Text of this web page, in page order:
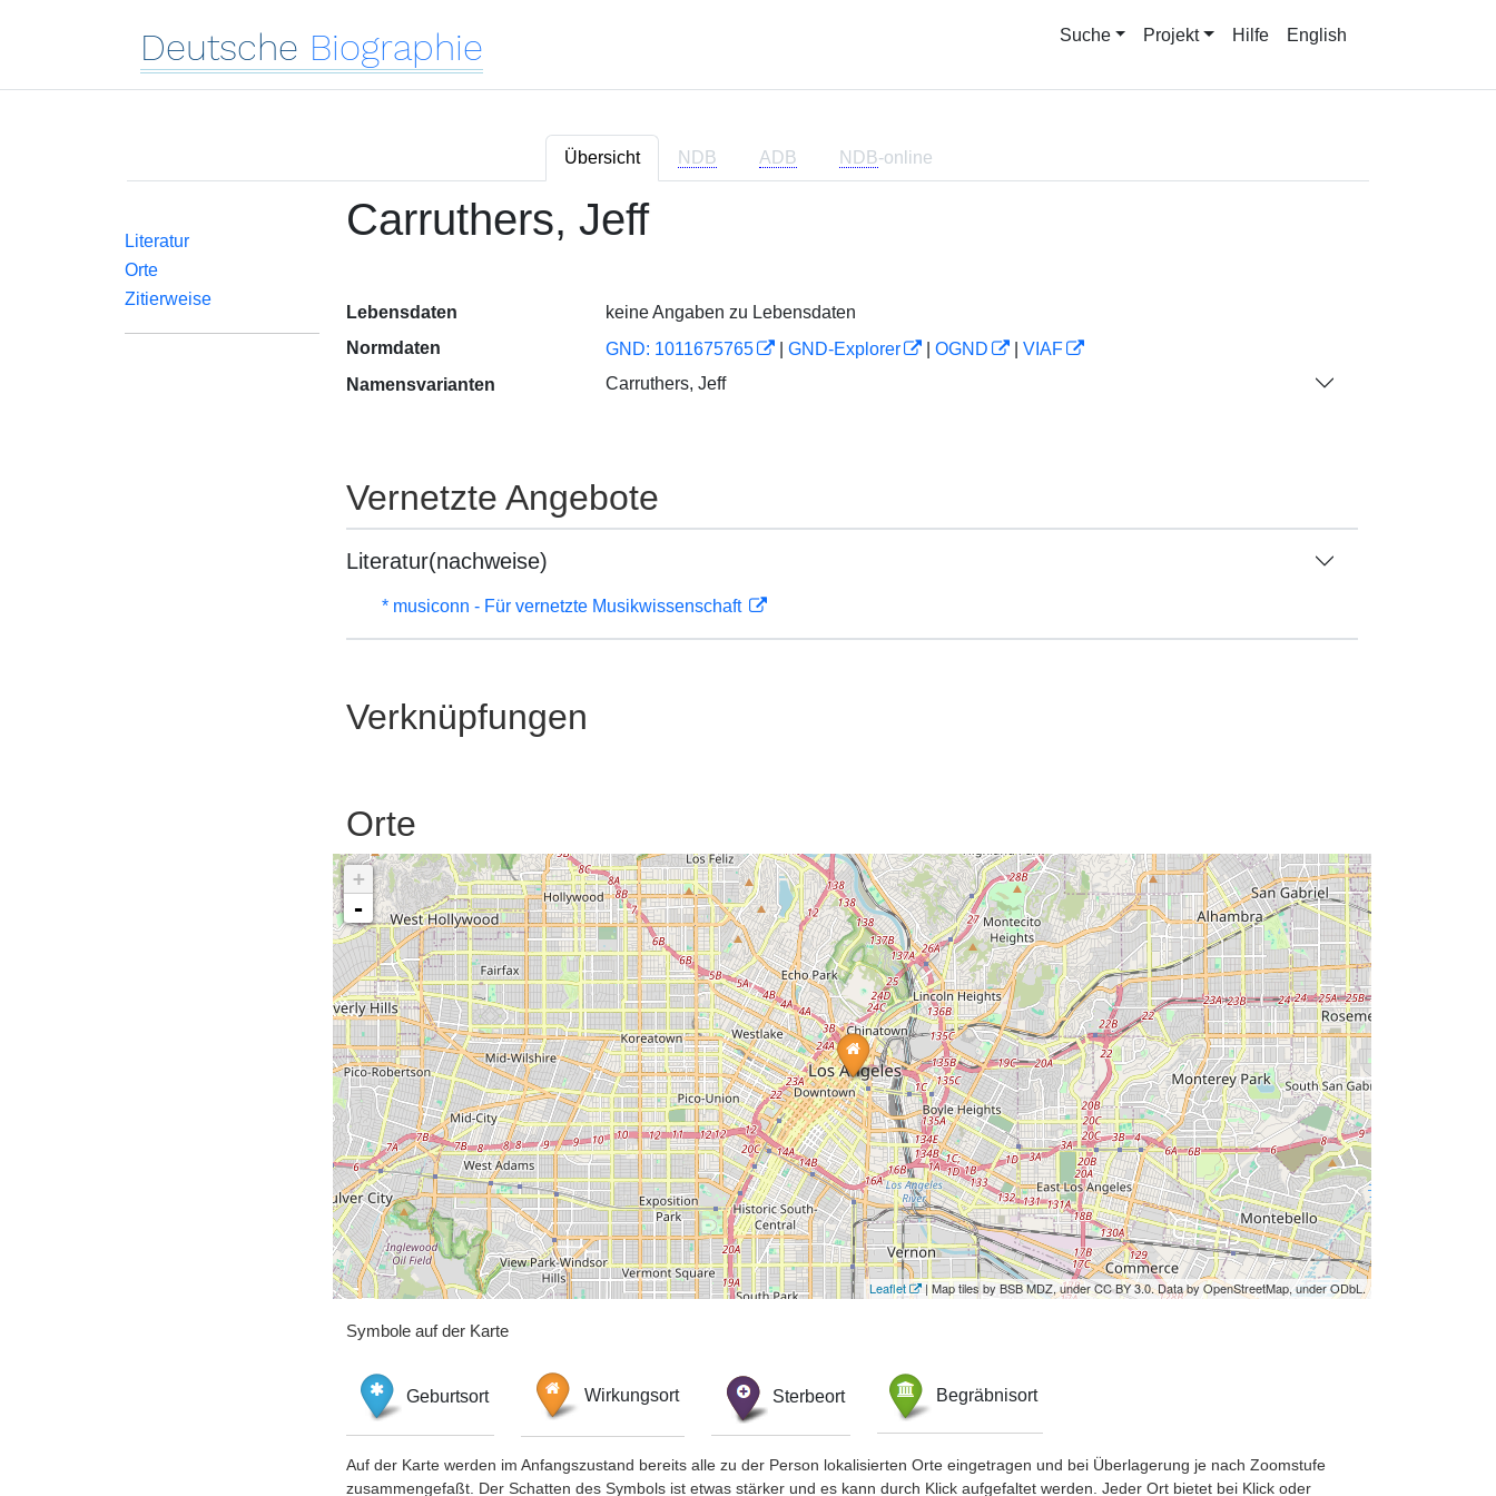
Deutsche Biographie Suche Projekt Hilfe English
Übersicht NDB ADB NDB-online
Literatur
Orte
Zitierweise
Carruthers, Jeff
Lebensdaten
keine Angaben zu Lebensdaten
Normdaten
GND: 1011675765 GND-Explorer OGND
VIAF
Namensvarianten
Carruthers, Jeff
Vernetzte Angebote
Literatur(nachweise)
* musiconn - Für vernetzte Musikwissenschaft
Verknüpfungen
Orte
+
-
Leaflet | Map tiles by BSB MDZ, under CC BY 3.0. Data by OpenStreetMap, under ODbL.
Symbole auf der Karte
Geburtsort Wirkungsort Sterbeort Begräbnisort
Auf der Karte werden im Anfangszustand bereits alle zu der Person lokalisierten Orte eingetragen und bei Überlagerung je nach Zoomstufe
zusammengefaßt. Der Schatten des Symbols ist etwas stärker und es kann durch Klick aufgefaltet werden. Jeder Ort bietet bei Klick oder